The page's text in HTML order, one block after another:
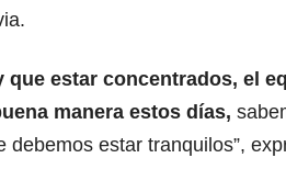
que estar concentrados, el
manera estos días,
debemos estar tranquilos”,